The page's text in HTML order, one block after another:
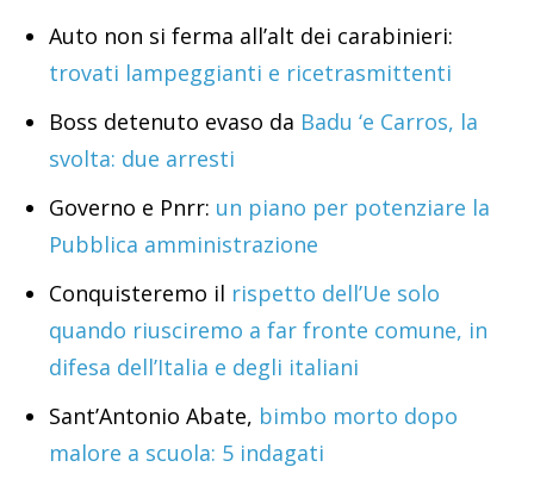
Auto non si ferma all’alt dei carabinieri:
trovati lampeggianti e ricetrasmittenti
Boss detenuto evaso da Badu ‘e Carros, la
svolta: due arresti
Governo e Pnrr: un piano per potenziare la
Pubblica amministrazione
Conquisteremo il rispetto dell’Ue solo
quando riusciremo a far fronte comune, in
difesa dell’Italia e degli italiani
Sant’Antonio Abate, bimbo morto dopo
malore a scuola: 5 indagati